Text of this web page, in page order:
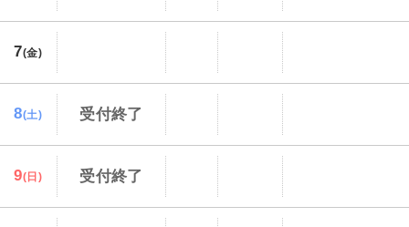
7(金)
8(土) 受付終了
9(日) 受付終了